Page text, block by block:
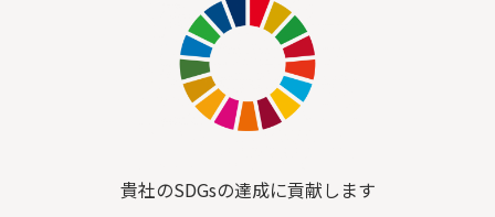
貴社のSDGsの達成に貢献します